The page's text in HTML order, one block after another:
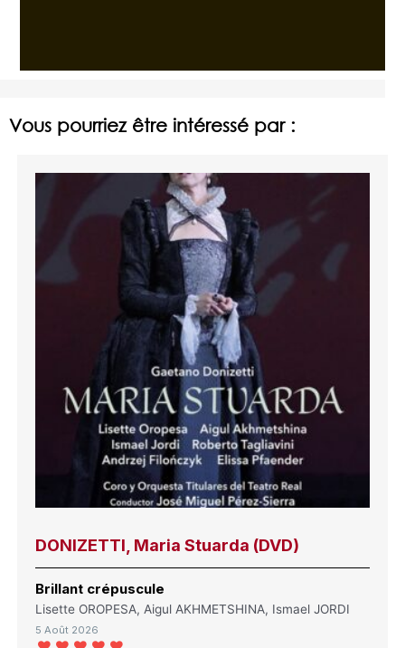
Vous pourriez être intéressé par :
DONIZETTI, Maria Stuarda (DVD)
Brillant crépuscule
Lisette OROPESA, Aigul AKHMETSHINA, Ismael JORDI
5 Août 2026